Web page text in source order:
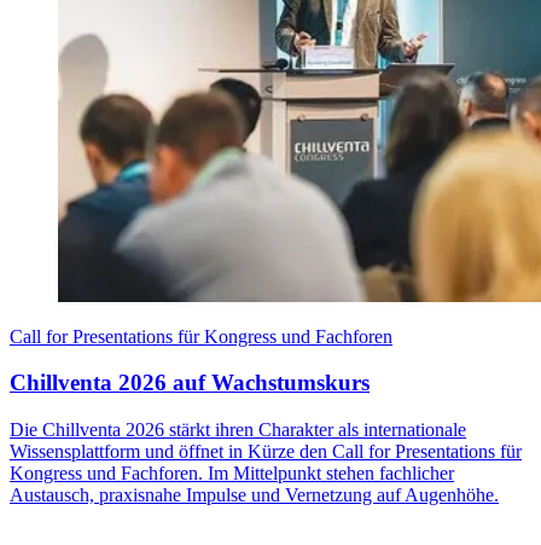
Call for Presentations für Kongress und Fachforen
Chillventa 2026 auf Wachstumskurs
Die Chillventa 2026 stärkt ihren Charakter als internationale
Wissensplattform und öffnet in Kürze den Call for Presentations für
Kongress und Fachforen. Im Mittelpunkt stehen fachlicher
Austausch, praxisnahe Impulse und Vernetzung auf Augenhöhe.